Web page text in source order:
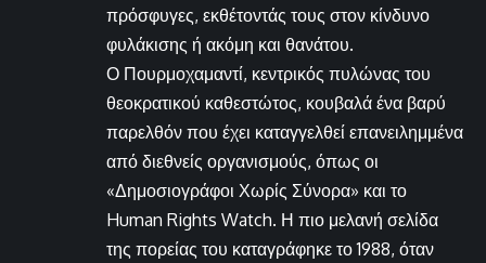
πρόσφυγες, εκθέτοντάς τους στον κίνδυνο
φυλάκισης ή ακόμη και θανάτου.
Ο Πουρμοχαμαντί, κεντρικός πυλώνας του
θεοκρατικού καθεστώτος, κουβαλά ένα βαρύ
παρελθόν που έχει καταγγελθεί επανειλημμένα
από διεθνείς οργανισμούς, όπως οι
«Δημοσιογράφοι Χωρίς Σύνορα» και το
Human Rights Watch. Η πιο μελανή σελίδα
της πορείας του καταγράφηκε το 1988, όταν